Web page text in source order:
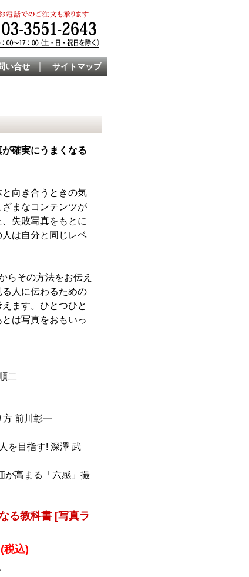
い合せ ｜ サイトマップ
確実にうまくなる
向き合うときの気
まなコンテンツが
失敗写真をもとに
は自分と同じレベ
らその方法をお伝え
人に伝わるための
ます。ひとつひと
は写真をおもいっ
二
前川彰一
を目指す! 深澤 武
が高まる「六感」撮
る教科書 [写真ラ
(税込)